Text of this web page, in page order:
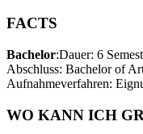
FACTS
Bachelor:Dauer: 6
Abschluss: Bachelor of
Aufnahmeverfahren:
WO KANN ICH